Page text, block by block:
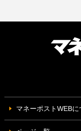
マネーポストWEBに